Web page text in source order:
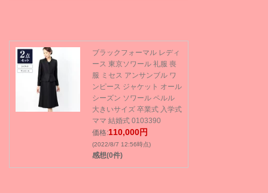
ブラックフォーマル レディ
ース 東京ソワール 礼服 喪
服 ミセス アンサンブル ワ
ンピース ジャケット オール
シーズン ソワール ペルル
大きいサイズ 卒業式 入学式
ママ 結婚式 0103390
価格:110,000円
(2022/8/7 12:56時点)
感想(0件)